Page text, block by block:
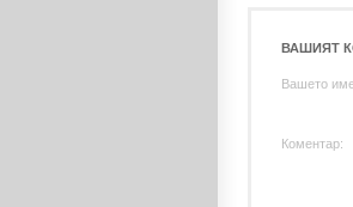
ВАШИЯТ
Вашето
Коментар: